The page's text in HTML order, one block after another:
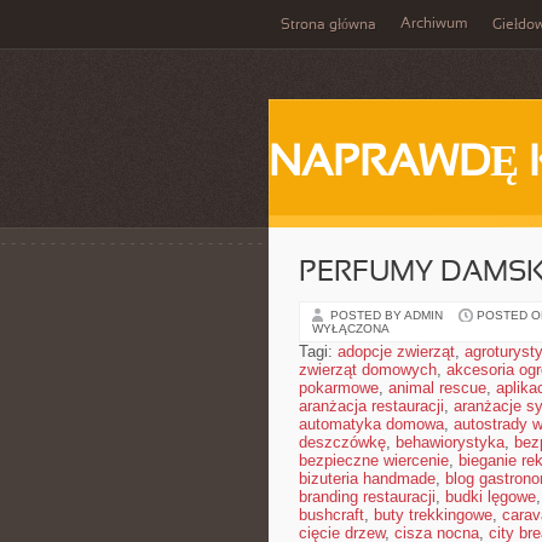
Strona główna Archiwum
NAPRAWDĘ
PERFUMY
POSTED BY ADMIN POSTED
WYŁĄCZONA
Tagi: adopcje zwierząt,
zwierząt domowych, akcesoria
pokarmowe, animal rescue,
aranżacja restauracji, aranżacje
automatyka domowa, autostrady
deszczówkę, behawiorystyka,
bezpieczne wiercenie, bieganie
bizuteria handmade, blog
branding restauracji, budki lęgowe,
bushcraft, buty trekkingowe,
cięcie drzew, cisza nocna, city